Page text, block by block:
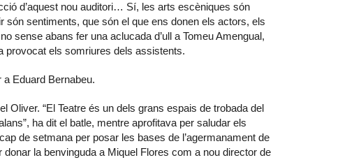
d’aquest nou auditori… Sí, les arts escèniques són
sentiments, que són el que ens donen els actors, els
sense abans fer una aclucada d’ull a Tomeu Amengual,
provocat els somriures dels assistents.
Eduard Bernabeu.
Oliver. “El Teatre és un dels grans espais de trobada del
ha dit el batle, mentre aprofitava per saludar els
de setmana per posar les bases de l’agermanament de
la benvinguda a Miquel Flores com a nou director de